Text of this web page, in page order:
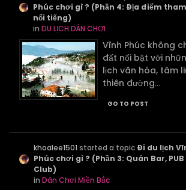
Phúc chơi gì ? (Phần 4: Địa điểm
nổi tiếng)
inDU LỊCH DÂN CHƠI
Vĩnh Phúc không
đất nổi bật với
lịch văn hóa, tâm
thiên đường...
GO TO POST
khoalee1501 started a topic Đi du lịch
Phúc chơi gì ? (Phần 3: Quán Bar, PUB
Club)
inDân Chơi Miền Bắc